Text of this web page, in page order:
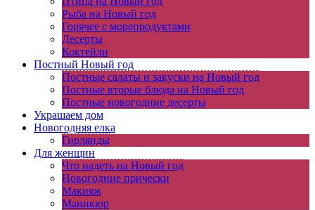
Рыба на Новый год
Горячее с морепродуктами
Десерты
Коктейли
Постный Новый год
Постные салаты и закуски на Новый год
Постные вторые блюда на Новый год
Постные новогодние десерты
Украшаем дом
Новогодняя елка
Гирлянды
Для женщин
Что надеть на Новый год
Новогодние прически
Макияж
Маникюр